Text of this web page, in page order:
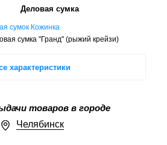
Деловая сумка
сумок Кожинка
сумка "Гранд" (рыжий крейзи)
характеристики
товаров в городе
Челябинск